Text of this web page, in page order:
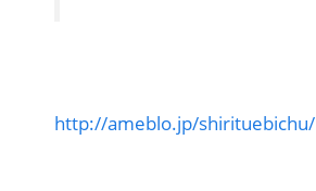
http://ameblo.jp/shirituebichu/